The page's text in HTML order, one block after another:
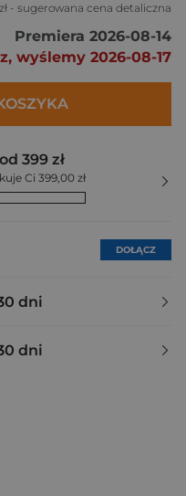
- sugerowana cena detaliczna
Premiera 2026-08-14
wyślemy 2026-08-17
399 zł
Ci 399,00 zł
DOŁĄCZ
dni
dni